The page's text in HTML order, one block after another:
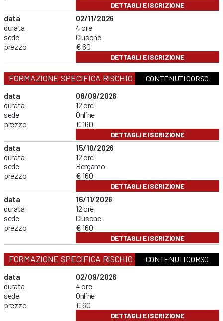
DETTAGLI E ISCRIZIONE
data
durata
sede
prezzo
02/11/2026
4 ore
Clusone
€ 60
DETTAGLI E ISCRIZIONE
FORMAZIONE SPECIFICA RISCHIO ALTOCONTENUTI CORSO
data
durata
sede
prezzo
08/09/2026
12 ore
Online
€ 160
DETTAGLI E ISCRIZIONE
data
durata
sede
prezzo
15/10/2026
12 ore
Bergamo
€ 160
DETTAGLI E ISCRIZIONE
data
durata
sede
prezzo
16/11/2026
12 ore
Clusone
€ 160
DETTAGLI E ISCRIZIONE
FORMAZIONE SPECIFICA RISCHIO BASSOCONTENUTI CORSO
data
durata
sede
prezzo
02/09/2026
4 ore
Online
€ 60
DETTAGLI E ISCRIZIONE